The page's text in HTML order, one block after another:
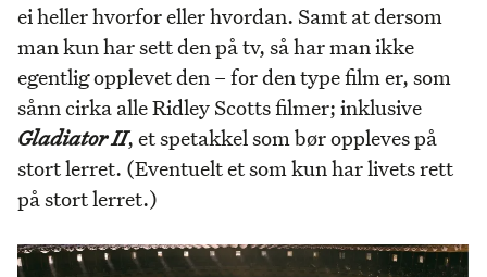
ei heller hvorfor eller hvordan. Samt at dersom
man kun har sett den på tv, så har man ikke
egentlig opplevet den – for den type film er, som
sånn cirka alle Ridley Scotts filmer; inklusive
Gladiator II, et spetakkel som bør oppleves på
stort lerret. (Eventuelt et som kun har livets rett
på stort lerret.)